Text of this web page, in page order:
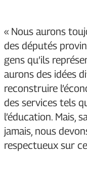
« Nous aurons
des députés
gens qu’ils
aurons des idées
reconstruire
des services tels
l’éducation. Mais,
jamais, nous
respectueux sur